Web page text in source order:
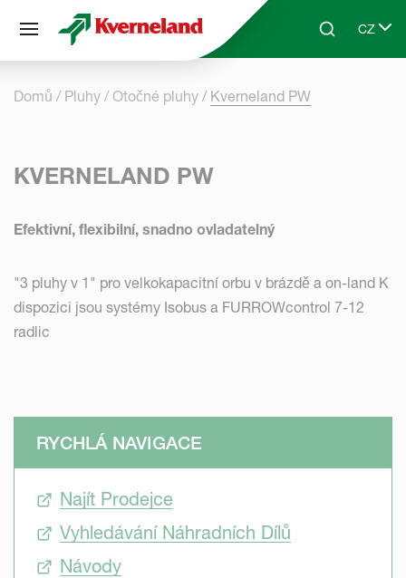
Skip to main contentSearchCZ
Select
Domů Pluhy Otočné pluhy Kverneland PW
KVERNELAND PW
Efektivní, flexibilní, snadno ovladatelný
"3 pluhy v 1" pro velkokapacitní orbu v brázdě a on-land K
dispozici jsou systémy Isobus a FURROWcontrol 7-12
radlic
RYCHLÁ NAVIGACE
Najít Prodejce
Vyhledávání Náhradních Dílů
Návody
Panel pro správu cookies